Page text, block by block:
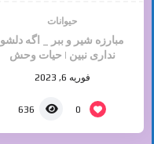
حیوانات
مبارزه شیر و ببر _ اگه دلشو
نداری نبین | حیات وحش
فوریه 6, 2023
0
636